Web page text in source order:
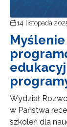
14 listopada
Wydział
w Państwa
szkoleń dla